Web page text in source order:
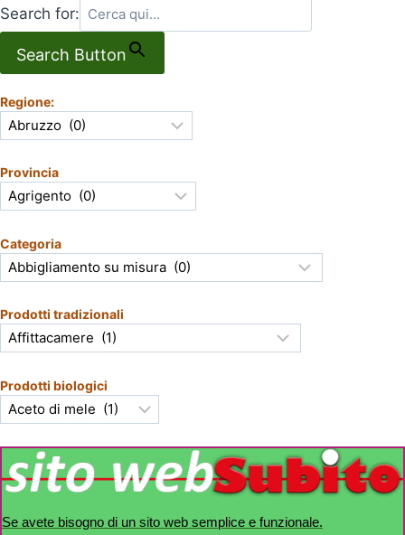
Search for:
Search Button
Regione:
Provincia
Categoria
Prodotti tradizionali
Prodotti biologici
Se avete bisogno di un sito web semplice e funzionale.